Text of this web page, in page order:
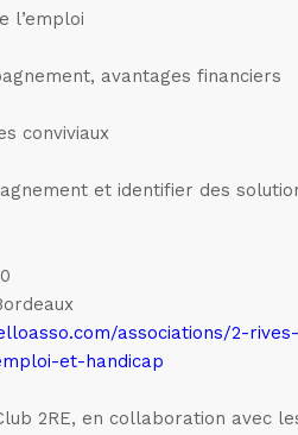
l’emploi
avantages financiers
conviviaux
et identifier des
associations/2-rives-
et-handicap
2RE, en collaboration avec